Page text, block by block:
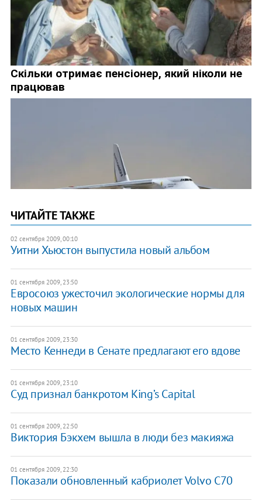
ЧИТАЙТЕ ТАКЖЕ
02 сентября 2009, 00:10
Уитни Хьюстон выпустила новый альбом
01 сентября 2009, 23:50
Евросоюз ужесточил экологические нормы для
новых машин
01 сентября 2009, 23:30
Место Кеннеди в Сенате предлагают его вдове
01 сентября 2009, 23:10
Суд признал банкротом King’s Capital
01 сентября 2009, 22:50
Виктория Бэкхем вышла в люди без макияжа
01 сентября 2009, 22:30
Показали обновленный кабриолет Volvo C70